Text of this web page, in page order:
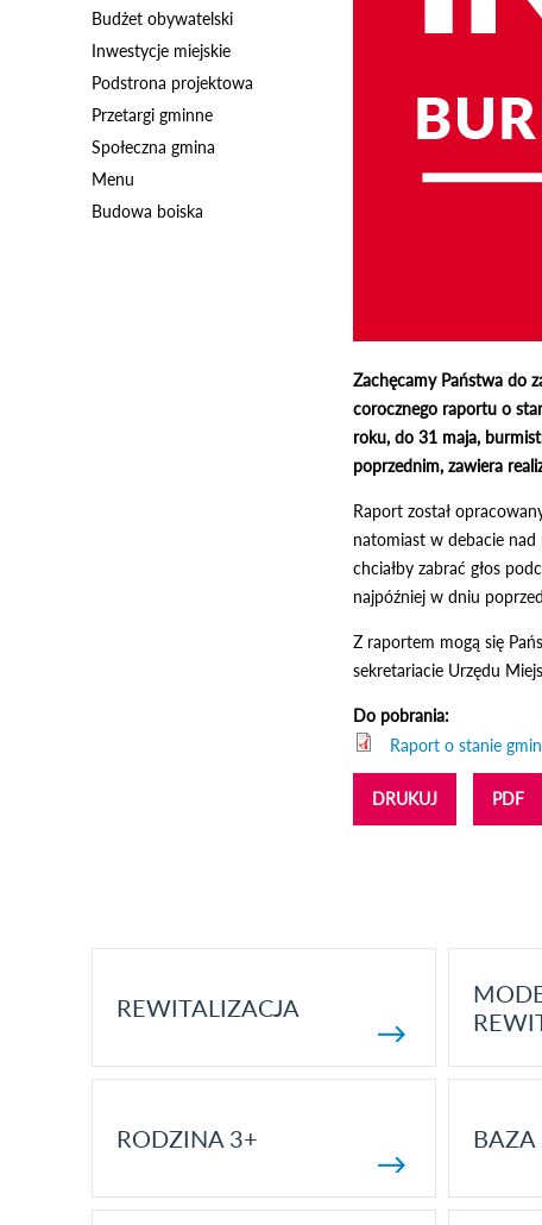
Budżet obywatelski
Inwestycje miejskie
Podstrona projektowa
Przetargi gminne
Społeczna gmina
Menu
Budowa boiska
Zachęcamy Państwa do
corocznego raportu o
roku, do 31 maja,
poprzednim, zawiera
Raport został
natomiast w debacie
chciałby zabrać głos
najpóźniej w dniu
Z raportem mogą się
sekretariacie Urzędu
Do pobrania:
Raport o stanie
DRUKUJ PDF
REWITALIZACJA
RODZINA 3+ BAZA